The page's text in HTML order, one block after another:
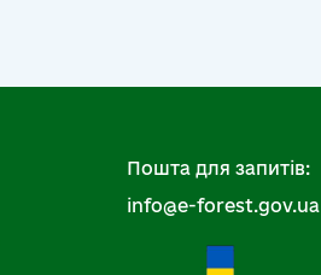
Пошта для запитів:
info@e-forest.gov.ua